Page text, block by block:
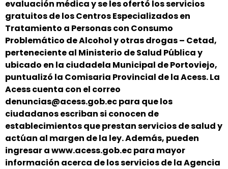
evaluación médica y se les ofertó los servicios
gratuitos de los Centros Especializados en
Tratamiento a Personas con Consumo
Problemático de Alcohol y otras drogas – Cetad,
perteneciente al Ministerio de Salud Pública y
ubicado en la ciudadela Municipal de Portoviejo,
puntualizó la Comisaria Provincial de la Acess. La
Acess cuenta con el correo
denuncias@acess.gob.ec para que los
ciudadanos escriban si conocen de
establecimientos que prestan servicios de salud y
actúan al margen de la ley. Además, pueden
ingresar a www.acess.gob.ec para mayor
información acerca de los servicios de la Agencia